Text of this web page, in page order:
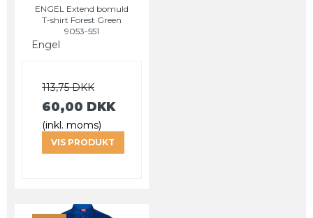
ENGEL Extend bomuld
T-shirt Forest Green
9053-551
Engel
113,75 DKK
60,00 DKK
(inkl. moms)
VIS PRODUKT